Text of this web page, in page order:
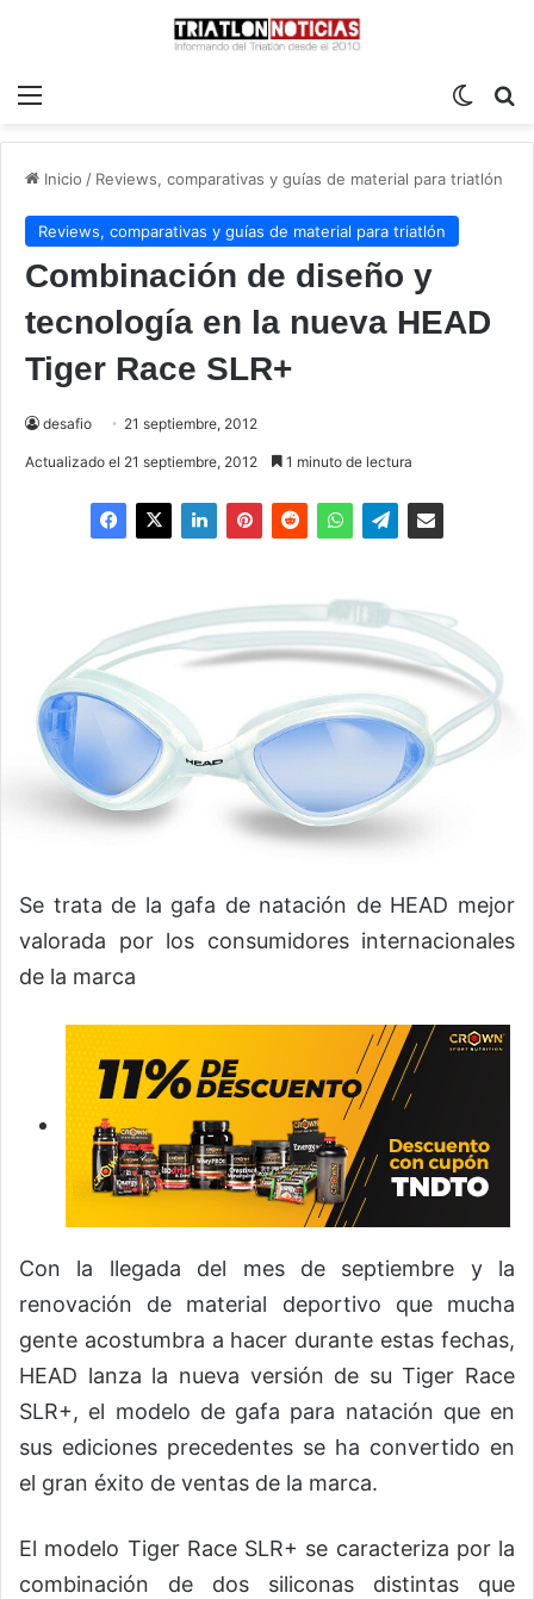
Inicio / Reviews, comparativas y guías de material para triatlón
Reviews, comparativas y guías de material para triatlón
Combinación de diseño y
tecnología en la nueva HEAD
Tiger Race SLR+
desafio 21 septiembre, 2012
Actualizado el 21 septiembre, 2012 1 minuto de lectura
Se trata de la gafa de natación de HEAD mejor
valorada por los consumidores internacionales
de la marca
Con la llegada del mes de septiembre y la
renovación de material deportivo que mucha
gente acostumbra a hacer durante estas fechas,
HEAD lanza la nueva versión de su Tiger Race
SLR+, el modelo de gafa para natación que en
sus ediciones precedentes se ha convertido en
el gran éxito de ventas de la marca.
El modelo Tiger Race SLR+ se caracteriza por la
combinación de dos siliconas distintas que